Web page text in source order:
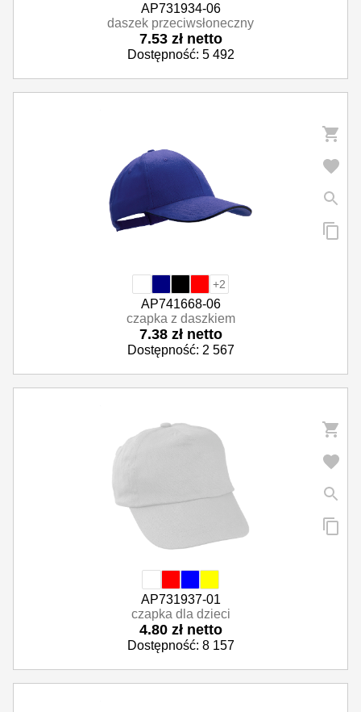
AP731934-06
daszek przeciwsłoneczny
7.53 zł netto
Dostępność: 5 492
+2
AP741668-06
czapka z daszkiem
7.38 zł netto
Dostępność: 2 567
AP731937-01
czapka dla dzieci
4.80 zł netto
Dostępność: 8 157